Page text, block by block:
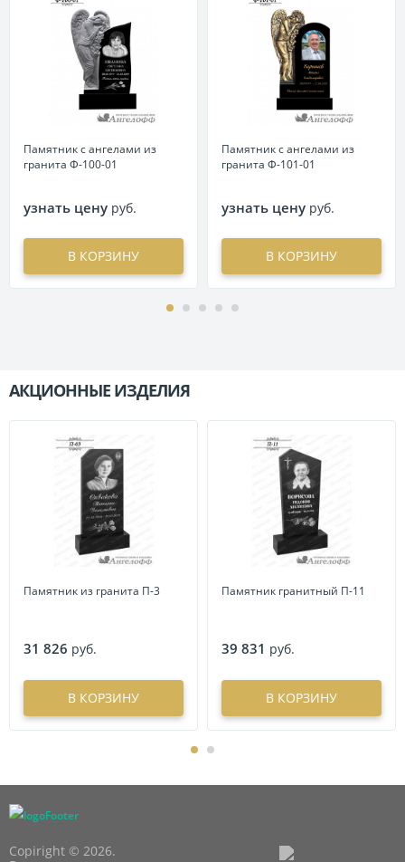
Памятник с ангелами из
гранита Ф-100-01
узнать цену руб.
В КОРЗИНУ
Памятник с ангелами из
гранита Ф-101-01
узнать цену руб.
В КОРЗИНУ
АКЦИОННЫЕ ИЗДЕЛИЯ
Памятник из гранита П-3
31 826 руб.
В КОРЗИНУ
Памятник гранитный П-11
39 831 руб.
В КОРЗИНУ
Copiright © 2026.